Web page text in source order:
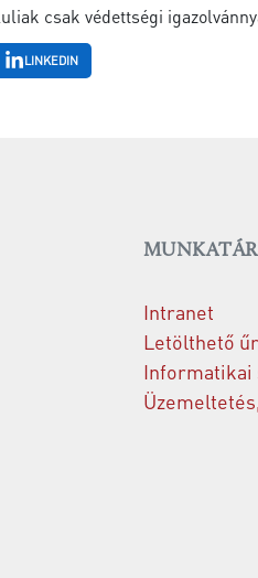
csak védettségi
LINKEDIN
Intranet
Letölthető
Informatikai